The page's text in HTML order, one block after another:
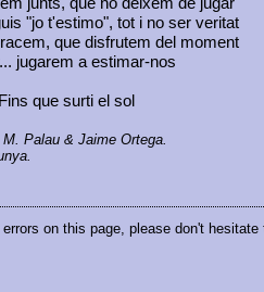
"jo t'estimo", tot i no ser veritat
que disfrutem del moment
jugarem a estimar-nos
Fins que surti el sol
Palau & Jaime Ortega.
errors on this page, please don't